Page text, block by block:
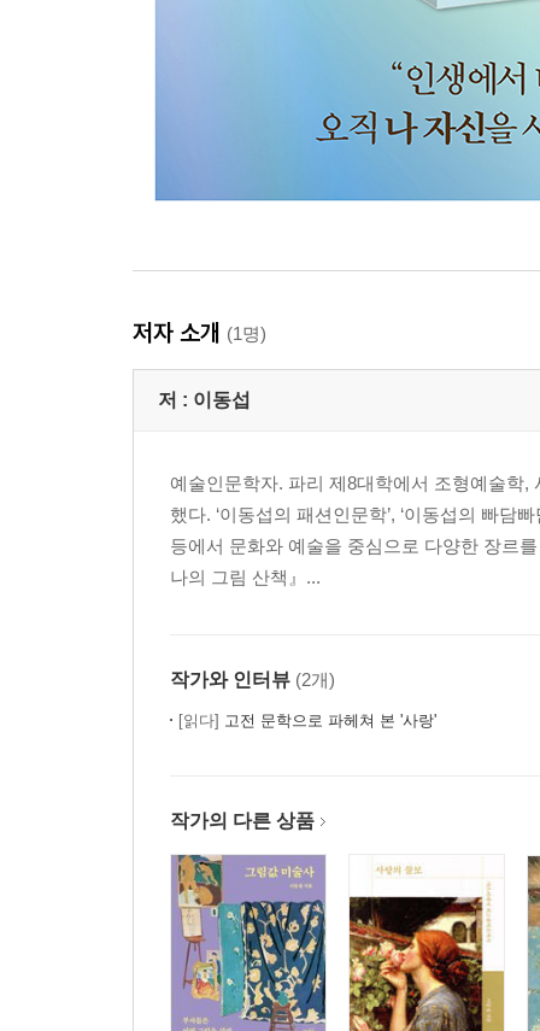
저자 소개 (1명)
저 : 이동섭
예술인문학자. 파리 제8대학에서 조형예술학
했다. ‘이동섭의 패션인문학’, ‘이동섭의 빠
등에서 문화와 예술을 중심으로 다양한 장르
나의 그림 산책』...
작가와 인터뷰 (2개)
[읽다] 고전 문학으로 파헤쳐 본 '사랑'
작가의 다른 상품